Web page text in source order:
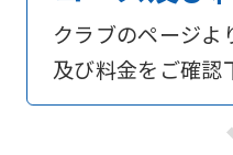
クラブのページよ
及び料金をご確認